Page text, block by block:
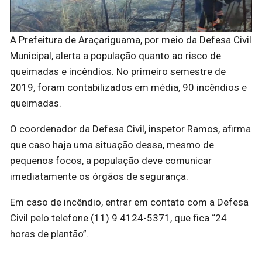
A Prefeitura de Araçariguama, por meio da Defesa Civil
Municipal, alerta a população quanto ao risco de
queimadas e incêndios. No primeiro semestre de
2019, foram contabilizados em média, 90 incêndios e
queimadas.
O coordenador da Defesa Civil, inspetor Ramos, afirma
que caso haja uma situação dessa, mesmo de
pequenos focos, a população deve comunicar
imediatamente os órgãos de segurança.
Em caso de incêndio, entrar em contato com a Defesa
Civil pelo telefone (11) 9 4124-5371, que fica “24
horas de plantão”.